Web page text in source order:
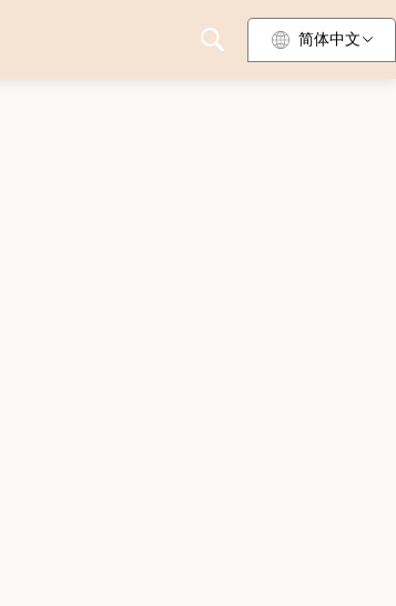
简体中文